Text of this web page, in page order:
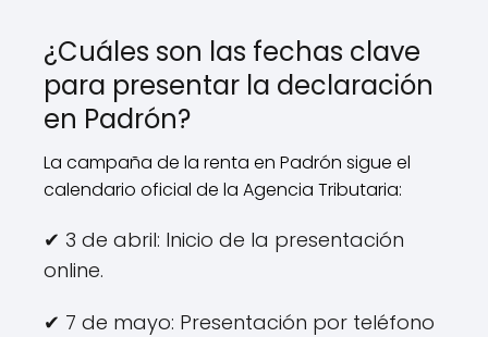
¿Cuáles son las fechas clave
para presentar la declaración
en Padrón?
La campaña de la renta en Padrón sigue el
calendario oficial de la Agencia Tributaria:
✔ 3 de abril: Inicio de la presentación
online.
✔ 7 de mayo: Presentación por teléfono